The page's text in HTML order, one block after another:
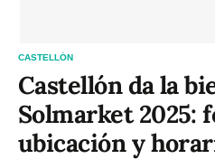
CASTELLÓN
Castellón da la
Solmarket 2025:
ubicación y